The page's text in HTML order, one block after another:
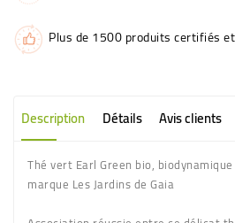
Plus de 1500 produits certifiés
Description Détails Avis clients
Thé vert Earl Green bio,
marque Les Jardins de Gaia